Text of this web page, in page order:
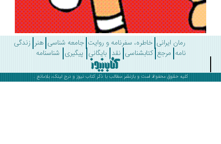
رمان ایرانی خاطره، سفرنامه و روایت جامعه شناسی هنر زندگی
مرجع کتابشناسی نقد بایگانی پیگیری شناسنامه
کلیه حقوق محفوظ است و بازنشر مطالب با ذکرکتاب نیوزو درج لینک، بلامانع .